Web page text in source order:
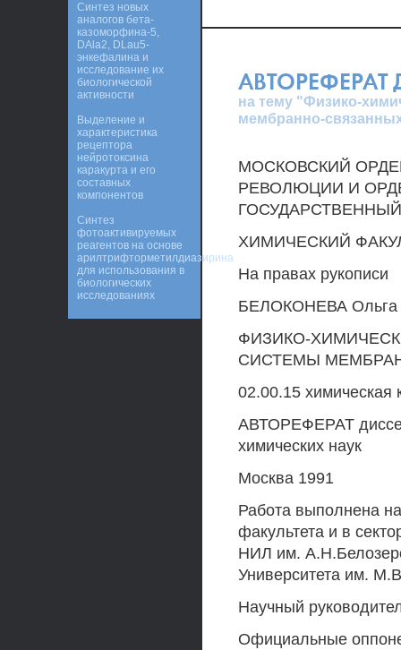
АВТОРЕФЕРАТ
на тему "Физико-
мембранно-
МОСКОВСКИЙ
РЕВОЛЮЦИИ И
ХИМИЧЕСКИЙ
На правах рукописи
БЕЛОКОНЕВА Ольга
ФИЗИКО-
СИСТЕМЫ
02.00.15 химическая
АВТОРЕФЕРАТ
химических наук
Москва 1991
Работа выполнена
факультета и в
НИЛ им.
Университета им.
Научный
Официальные
Синтез новых
аналогов бета-
казоморфина-5,
DAla2, DLau5-
энкефалина и
исследование их
биологической
активности
Выделение и
характеристика
рецептора
нейротоксина
каракурта и его
составных
компонентов
Синтез
фотоактивируемых
реагентов на основе
арилтрифторметилдиазирина
для использования в
биологических
исследованиях